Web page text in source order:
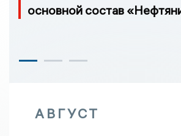
основной состав
АВГУСТ